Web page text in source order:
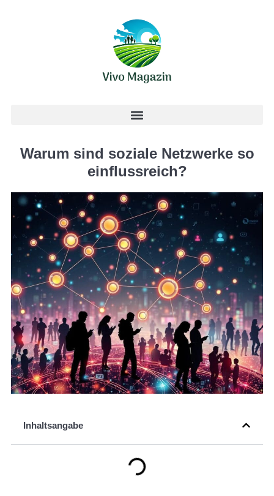
Warum sind soziale Netzwerke so
einflussreich?
Inhaltsangabe